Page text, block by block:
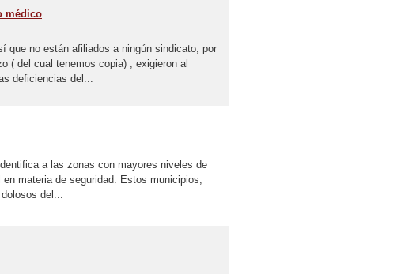
médico
que no están afiliados a ningún sindicato, por
( del cual tenemos copia) , exigieron al
deficiencias del...
a las zonas con mayores niveles de
materia de seguridad. Estos municipios,
del...